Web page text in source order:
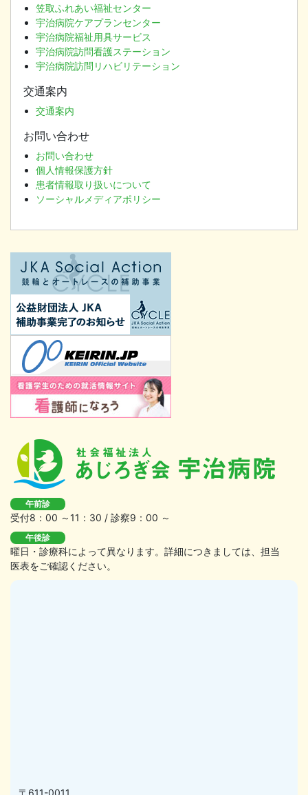
笠取ふれあい福祉センター
宇治病院ケアプランセンター
宇治病院福祉用具サービス
宇治病院訪問看護ステーション
宇治病院訪問リハビリテーション
交通案内
交通案内
お問い合わせ
お問い合わせ
個人情報保護方針
患者情報取り扱いについて
ソーシャルメディアポリシー
午前診
受付8：00 ～11：30 / 診察9：00 ～
午後診
曜日・診療科によって異なります。詳細につきましては、担当
医表をご確認ください。